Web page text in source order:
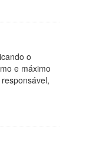
o
e máximo